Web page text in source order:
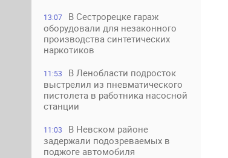
13:07
В Сестрорецке гараж
оборудовали для незаконного
производства синтетических
наркотиков
11:53
В Ленобласти подросток
выстрелил из пневматического
пистолета в работника насосной
станции
11:03
В Невском районе
задержали подозреваемых в
поджоге автомобиля